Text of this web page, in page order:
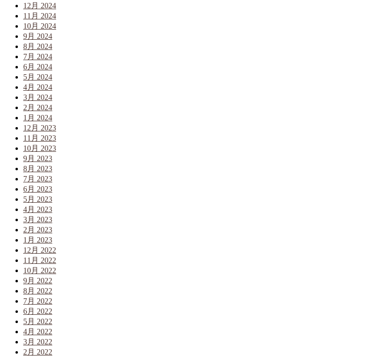
12月 2024
11月 2024
10月 2024
9月 2024
8月 2024
7月 2024
6月 2024
5月 2024
4月 2024
3月 2024
2月 2024
1月 2024
12月 2023
11月 2023
10月 2023
9月 2023
8月 2023
7月 2023
6月 2023
5月 2023
4月 2023
3月 2023
2月 2023
1月 2023
12月 2022
11月 2022
10月 2022
9月 2022
8月 2022
7月 2022
6月 2022
5月 2022
4月 2022
3月 2022
2月 2022